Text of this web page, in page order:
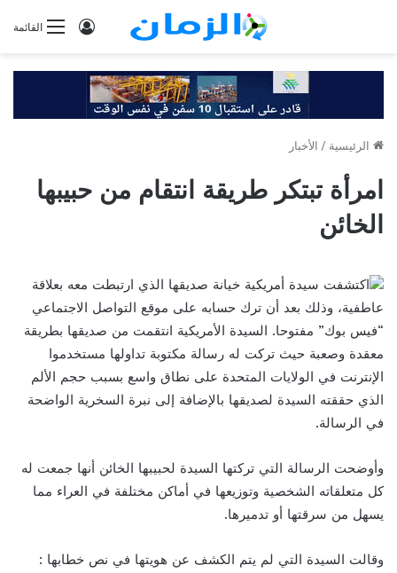
القائمةتسجيل
الرئيسية / الأخبار
امرأة تبتكر طريقة انتقام من حبيبها
الخائن
اكتشفت سيدة أمريكية خيانة صديقها الذي ارتبطت معه بعلاقة
عاطفية، وذلك بعد أن ترك حسابه على موقع التواصل الاجتماعي
“فيس بوك” مفتوحا. السيدة الأمريكية انتقمت من صديقها بطريقة
معقدة وصعبة حيث تركت له رسالة مكتوبة تداولها مستخدموا
الإنترنت في الولايات المتحدة على نطاق واسع بسبب حجم الألم
الذي حققته السيدة لصديقها بالإضافة إلى نبرة السخرية الواضحة
في الرسالة.
وأوضحت الرسالة التي تركتها السيدة لحبيبها الخائن أنها جمعت له
كل متعلقاته الشخصية وتوزيعها في أماكن مختلفة في العراء مما
يسهل من سرقتها أو تدميرها.
وقالت السيدة التي لم يتم الكشف عن هويتها في نص خطابها :